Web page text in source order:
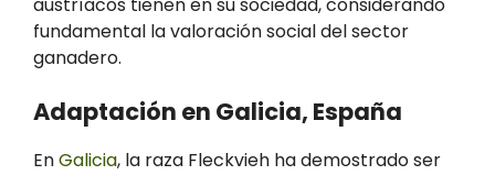
austríacos tienen en su sociedad, considerando
fundamental la valoración social del sector
ganadero.
Adaptación en Galicia, España
EnGalicia, la raza Fleckvieh ha demostrado ser